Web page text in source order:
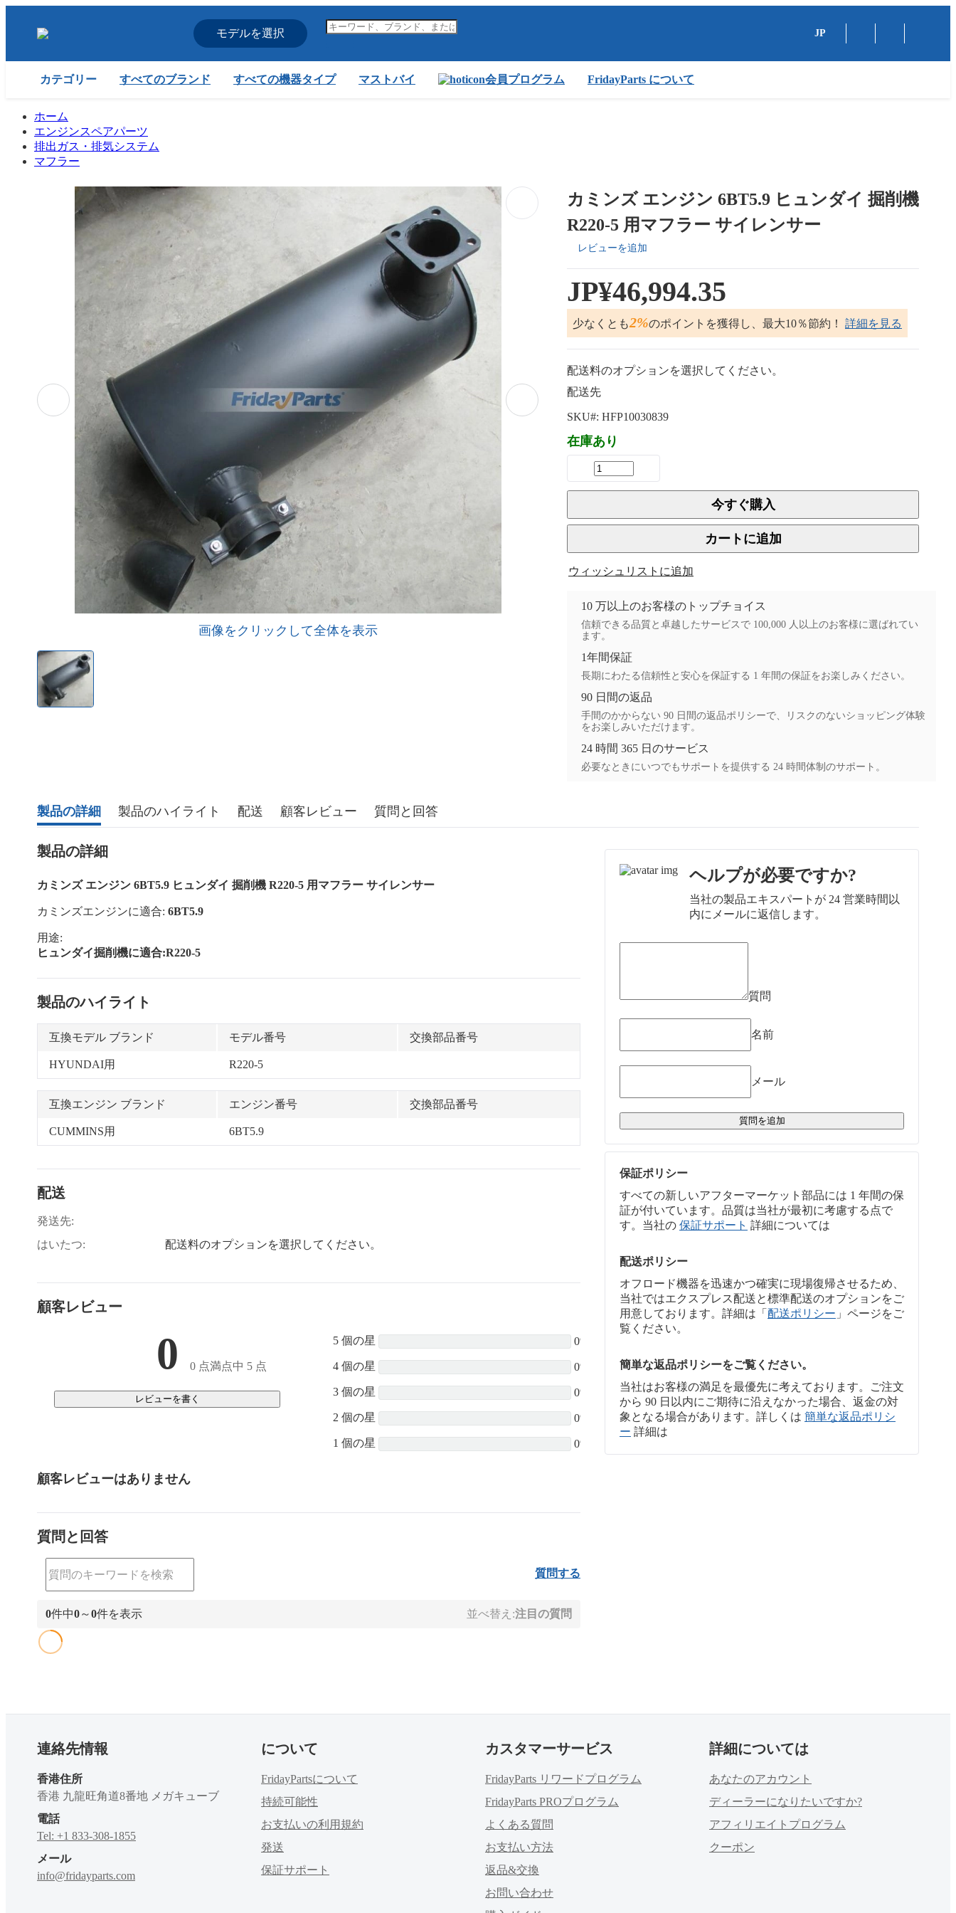
モデルを選択 JP
カテゴリー すべてのブランド すべての機器タイプ マストバイ 会員プログラム FridayParts について
ホーム
エンジンスペアパーツ
排出ガス・排気システム
マフラー
画像をクリックして全体を表示
カミンズ エンジン 6BT5.9 ヒュンダイ 掘削機
R220-5 用マフラー サイレンサー
レビューを追加
JP¥46,994.35
少なくとも2%のポイントを獲得し、最大10％節約！ 詳細を見る
配送料のオプションを選択してください。
配送先
SKU#: HFP10030839
在庫あり
今すぐ購入
カートに追加
ウィッシュリストに追加
10 万以上のお客様のトップチョイス
信頼できる品質と卓越したサービスで 100,000 人以上のお客様に選ばれてい
ます。
1年間保証
長期にわたる信頼性と安心を保証する 1 年間の保証をお楽しみください。
90 日間の返品
手間のかからない 90 日間の返品ポリシーで、リスクのないショッピング体験
をお楽しみいただけます。
24 時間 365 日のサービス
必要なときにいつでもサポートを提供する 24 時間体制のサポート。
製品の詳細 製品のハイライト 配送 顧客レビュー 質問と回答
製品の詳細
カミンズ エンジン 6BT5.9 ヒュンダイ 掘削機 R220-5 用マフラー サイレンサー
カミンズエンジンに適合: 6BT5.9
用途:
ヒュンダイ掘削機に適合:R220-5
製品のハイライト
互換モデル ブランド モデル番号 交換部品番号
HYUNDAI用 R220-5
互換エンジン ブランド エンジン番号 交換部品番号
CUMMINS用 6BT5.9
配送
発送先:
はいたつ:
配送料のオプションを選択してください。
顧客レビュー
0 0 点満点中 5 点
レビューを書く
5 個の星 0%
4 個の星 0%
3 個の星 0%
2 個の星 0%
1 個の星 0%
顧客レビューはありません
質問と回答
質問する
0件中0～0件を表示 並べ替え:注目の質問
ヘルプが必要ですか?
当社の製品エキスパートが 24 営業時間以
内にメールに返信します。
質問
名前
メール
質問を追加
保証ポリシー
すべての新しいアフターマーケット部品には 1 年間の保
証が付いています。品質は当社が最初に考慮する点で
す。当社の 保証サポート 詳細については
配送ポリシー
オフロード機器を迅速かつ確実に現場復帰させるため、
当社ではエクスプレス配送と標準配送のオプションをご
用意しております。詳細は「 配送ポリシー 」ページをご
覧ください。
簡単な返品ポリシーをご覧ください。
当社はお客様の満足を最優先に考えております。ご注文
から 90 日以内にご期待に沿えなかった場合、返金の対
象となる場合があります。詳しくは 簡単な返品ポリシ
ー 詳細は
連絡先情報
香港住所
香港 九龍旺角道8番地 メガキューブ
電話
Tel: +1 833-308-1855
メール
info@fridayparts.com
について
FridayPartsについて
持続可能性
お支払いの利用規約
発送
保証サポート
カスタマーサービス
FridayParts リワードプログラム
FridayParts PROプログラム
よくある質問
お支払い方法
返品&交換
お問い合わせ
詳細については
あなたのアカウント
ディーラーになりたいですか?
アフィリエイトプログラム
クーポン